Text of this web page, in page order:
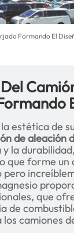
Formando El
estética de
de aleación
la
que forme
pero
que
de
camiones